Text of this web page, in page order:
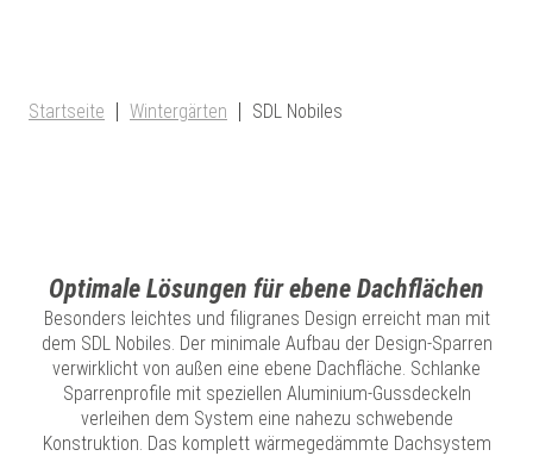
Startseite Wintergärten SDL Nobiles
Optimale Lösungen für ebene Dachflächen
Besonders leichtes und filigranes Design erreicht man mit
dem SDL Nobiles. Der minimale Aufbau der Design-Sparren
verwirklicht von außen eine ebene Dachfläche. Schlanke
Sparrenprofile mit speziellen Aluminium-Gussdeckeln
verleihen dem System eine nahezu schwebende
Konstruktion. Das komplett wärmegedämmte Dachsystem